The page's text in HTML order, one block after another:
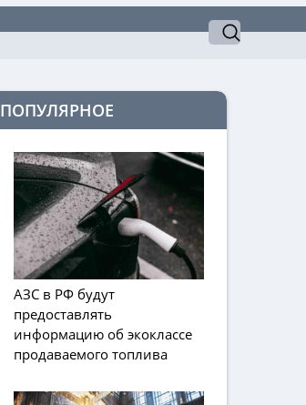
ПОПУЛЯРНОЕ
АЗС в РФ будут
предоставлять
информацию об экоклассе
продаваемого топлива